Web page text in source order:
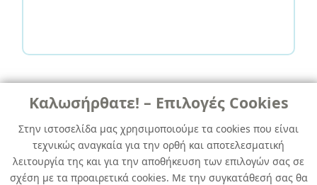
Καλωσήρθατε! – Επιλογές Cookies
Στην ιστοσελίδα μας χρησιμοποιούμε τα cookies που είναι
τεχνικώς αναγκαία για την ορθή και αποτελεσματική
λειτουργία της και για την αποθήκευση των επιλογών σας σε
σχέση με τα προαιρετικά cookies. Με την συγκατάθεσή σας θα
ΕΠΟΞΙΚΕΣ & ΑΝΤΙΟΣΜΟΤΙΚΕΣ
ΡΗΤΙΝΕΣ
ENTROPY CLEAR LAMINATING
EPOXY RESIN 2KGS